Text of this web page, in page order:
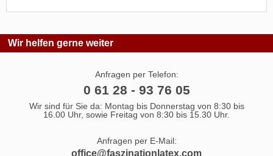
Wir helfen gerne weiter
Anfragen per Telefon:
0 61 28 - 93 76 05
Wir sind für Sie da: Montag bis Donnerstag von 8:30 bis
16.00 Uhr, sowie Freitag von 8:30 bis 15.30 Uhr.
Anfragen per E-Mail:
office@faszinationlatex.com